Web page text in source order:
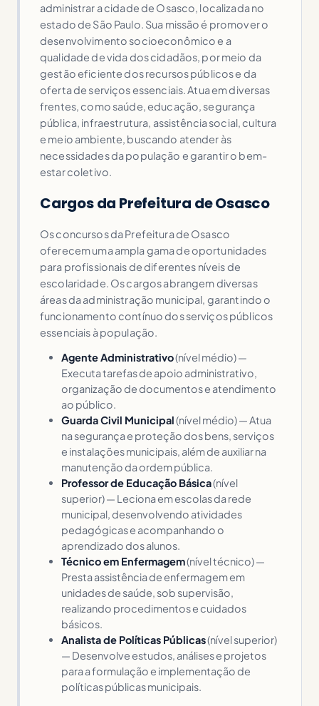
administrar a cidade de Osasco, localizada no
estado de São Paulo. Sua missão é promover o
desenvolvimento socioeconômico e a
qualidade de vida dos cidadãos, por meio da
gestão eficiente dos recursos públicos e da
oferta de serviços essenciais. Atua em diversas
frentes, como saúde, educação, segurança
pública, infraestrutura, assistência social, cultura
e meio ambiente, buscando atender às
necessidades da população e garantir o bem-
estar coletivo.
Cargos da Prefeitura de Osasco
Os concursos da Prefeitura de Osasco
oferecem uma ampla gama de oportunidades
para profissionais de diferentes níveis de
escolaridade. Os cargos abrangem diversas
áreas da administração municipal, garantindo o
funcionamento contínuo dos serviços públicos
essenciais à população.
Agente Administrativo(nível médio) —
Executa tarefas de apoio administrativo,
organização de documentos e atendimento
ao público.
Guarda Civil Municipal(nível médio) — Atua
na segurança e proteção dos bens, serviços
e instalações municipais, além de auxiliar na
manutenção da ordem pública.
Professor de Educação Básica(nível
superior) — Leciona em escolas da rede
municipal, desenvolvendo atividades
pedagógicas e acompanhando o
aprendizado dos alunos.
Técnico em Enfermagem(nível técnico) —
Presta assistência de enfermagem em
unidades de saúde, sob supervisão,
realizando procedimentos e cuidados
básicos.
Analista de Políticas Públicas(nível superior)
— Desenvolve estudos, análises e projetos
para a formulação e implementação de
políticas públicas municipais.